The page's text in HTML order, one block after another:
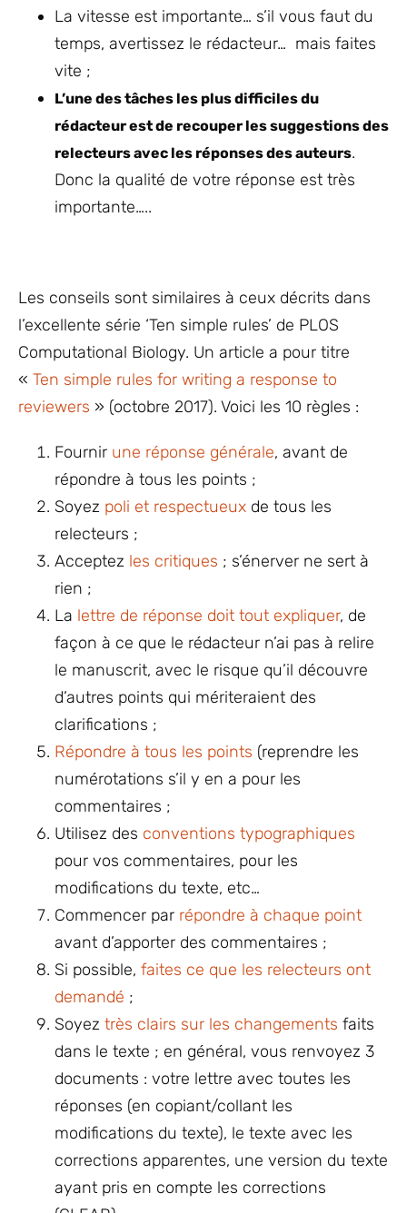
La vitesse est importante… s’il vous faut du
temps, avertissez le rédacteur… mais faites
vite ;
L’une des tâches les plus difficiles du
rédacteur est de recouper les suggestions des
relecteurs avec les réponses des auteurs.
Donc la qualité de votre réponse est très
importante…..
Les conseils sont similaires à ceux décrits dans
l’excellente série ‘Ten simple rules’ de PLOS
Computational Biology. Un article a pour titre
« Ten simple rules for writing a response to
reviewers » (octobre 2017). Voici les 10 règles :
Fournir une réponse générale, avant de
répondre à tous les points ;
Soyez poli et respectueux de tous les
relecteurs ;
Acceptez les critiques ; s’énerver ne sert à
rien ;
La lettre de réponse doit tout expliquer, de
façon à ce que le rédacteur n’ai pas à relire
le manuscrit, avec le risque qu’il découvre
d’autres points qui mériteraient des
clarifications ;
Répondre à tous les points (reprendre les
numérotations s’il y en a pour les
commentaires ;
Utilisez des conventions typographiques
pour vos commentaires, pour les
modifications du texte, etc…
Commencer par répondre à chaque point
avant d’apporter des commentaires ;
Si possible, faites ce que les relecteurs ont
demandé ;
Soyez très clairs sur les changements faits
dans le texte ; en général, vous renvoyez 3
documents : votre lettre avec toutes les
réponses (en copiant/collant les
modifications du texte), le texte avec les
corrections apparentes, une version du texte
ayant pris en compte les corrections